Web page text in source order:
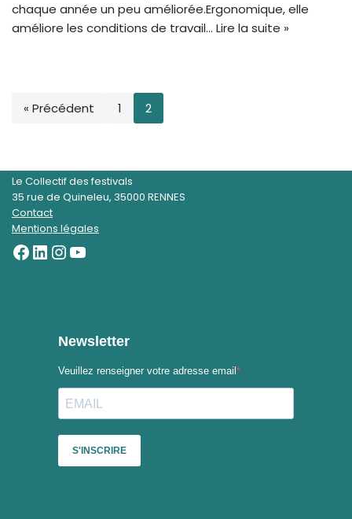
chaque année un peu améliorée.Ergonomique, elle
améliore les conditions de travail… Lire la suite »
« Précédent 1 2
Le Collectif des festivals
35 rue de Quineleu, 35000 RENNES
Contact
Mentions légales